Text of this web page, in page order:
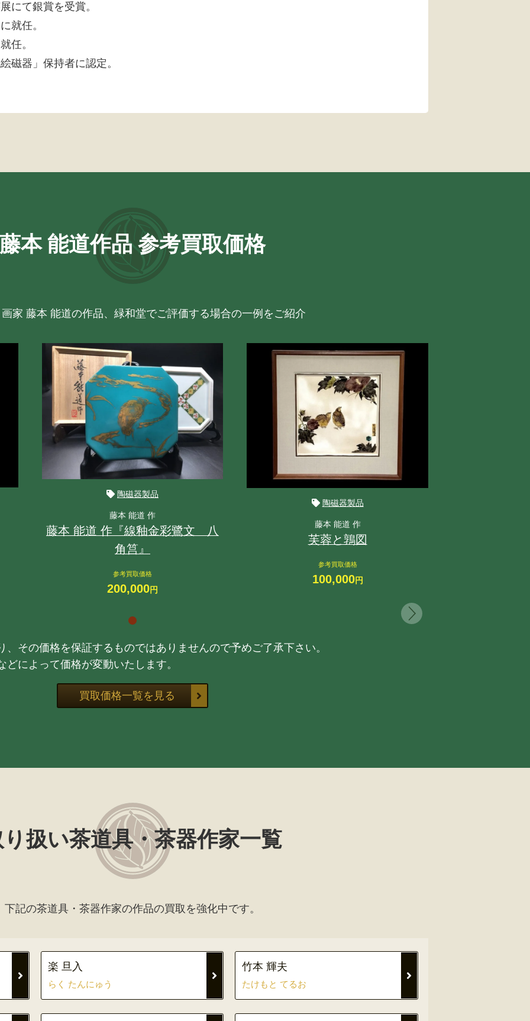
にて銀賞を受賞。
就任。
任。
磁器」保持者に認定。
藤本 能道作品 参考買取価格
家 藤本 能道の作品、緑和堂でご評価する場合の一例をご紹介
陶磁器製品
藤本 能道 作
藤本 能道 作『線釉金彩鷺文 八
角筥』
参考買取価格
200,000円
陶磁器製品
藤本 能道 作
芙蓉と鶉図
参考買取価格
100,000円
その価格を保証するものではありませんので予めご了承下さい。
によって価格が変動いたします。
買取価格一覧を見る
扱い茶道具・茶器作家一覧
下記の茶道具・茶器作家の作品の買取を強化中です。
楽 旦入
らく たんにゅう
竹本 輝夫
たけもと てるお